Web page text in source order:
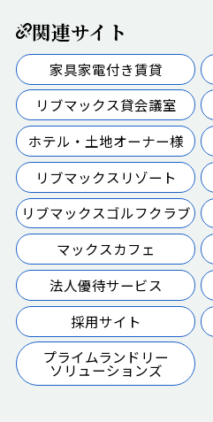
関連サイト
家具家電付き賃貸
リブマックス貸会議室
ホテル・土地オーナー様
リブマックスリゾート
リブマックスゴルフクラブ
マックスカフェ
法人優待サービス
採用サイト
プライムランドリー
ソリューションズ